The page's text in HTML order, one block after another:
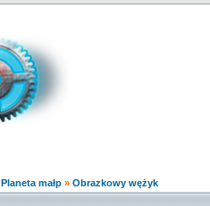
Planeta małp » Obrazkowy wężyk